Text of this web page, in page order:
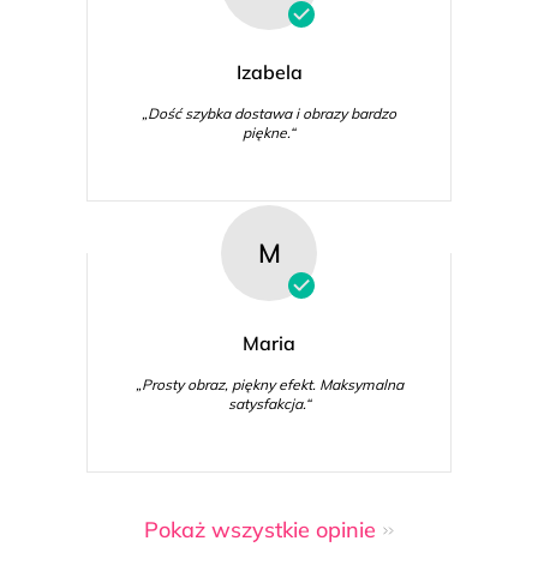
Izabela
„Dość szybka dostawa i obrazy bardzo
piękne.“
M
Maria
„Prosty obraz, piękny efekt. Maksymalna
satysfakcja.“
Pokaż wszystkie opinie